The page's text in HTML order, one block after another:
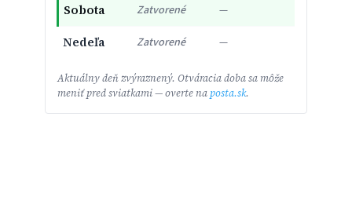
Sobota Zatvorené —
Nedeľa Zatvorené —
Aktuálny deň zvýraznený. Otváracia doba sa môže
meniť pred sviatkami — overte naposta.sk.